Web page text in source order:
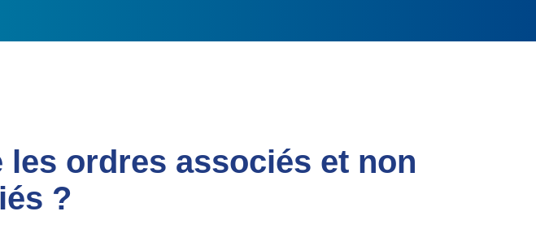
ordres associés et non
?